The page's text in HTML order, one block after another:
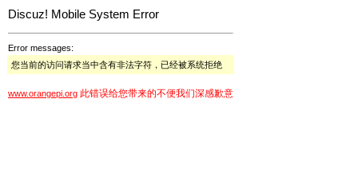
Discuz! Mobile System Error
Error messages:
您当前的访问请求当中含有非法字符，已经被系统拒绝
www.orangepi.org 此错误给您带来的不便我们深感歉意